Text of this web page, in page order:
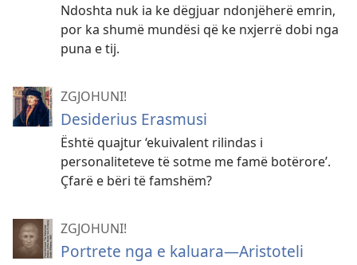
Ndoshta nuk ia ke dëgjuar ndonjëherë emrin,
por ka shumë mundësi që ke nxjerrë dobi nga
puna e tij.
ZGJOHUNI!
Desiderius Erasmusi
Është quajtur ‘ekuivalent rilindas i
personaliteteve të sotme me famë botërore’.
Çfarë e bëri të famshëm?
ZGJOHUNI!
Portrete nga e kaluara—Aristoteli